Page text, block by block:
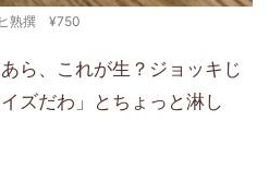
熟撰 ¥750
ら、これが生？ジョッキじ
ズだわ」とちょっと淋し